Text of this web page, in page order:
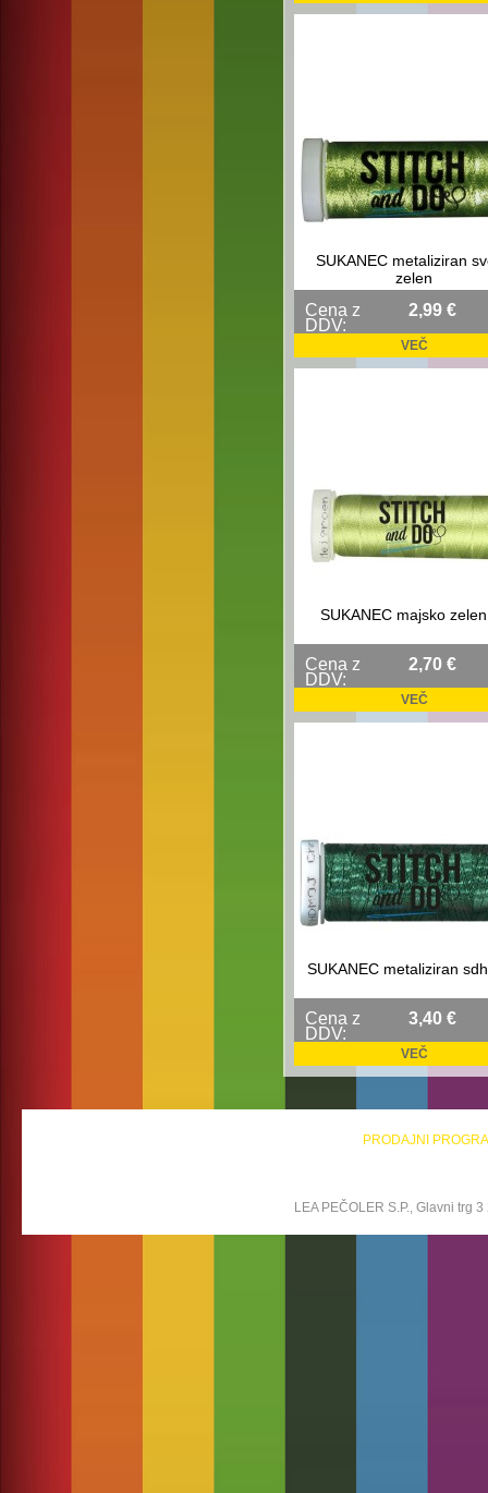
SUKANEC metaliziran
zelen
Cena z
DDV:
2,99 €
VEČ
SUKANEC majsko
Cena z
DDV:
2,70 €
VEČ
SUKANEC metaliziran
Cena z
DDV:
3,40 €
VEČ
PRODAJNI
LEA PEČOLER S.P., Glavni trg